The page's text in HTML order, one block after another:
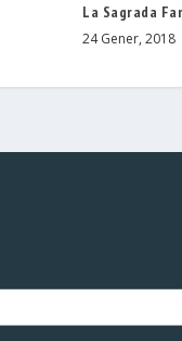
La Sagrada
24 Gener, 2018